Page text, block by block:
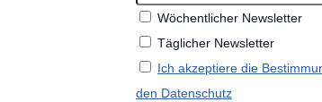
Wöchentlicher Newsletter
Täglicher Newsletter
Ich akzeptiere die
den Datenschutz